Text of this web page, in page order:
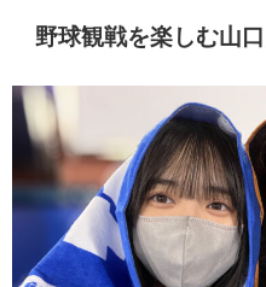
野球観戦を楽しむ山